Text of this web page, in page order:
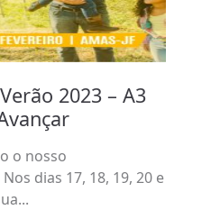
2023 – A3
o nosso
dias 17, 18, 19, 20 e